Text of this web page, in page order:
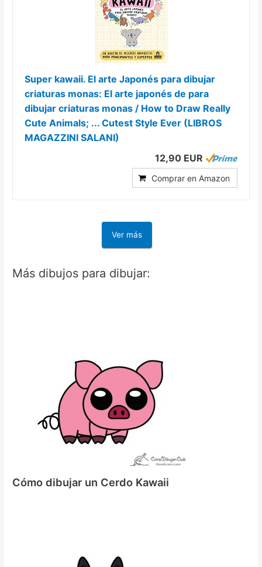
Super kawaii. El arte Japonés para dibujar
criaturas monas: El arte japonés de para
dibujar criaturas monas / How to Draw Really
Cute Animals; ... Cutest Style Ever (LIBROS
MAGAZZINI SALANI)
12,90 EUR
Comprar en Amazon
Ver más
Más dibujos para dibujar:
Cómo dibujar un Cerdo Kawaii